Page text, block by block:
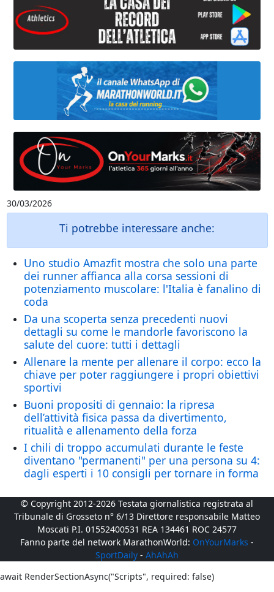
30/03/2026
Ti potrebbe interessare anche:
Uno studio Amazfit mostra che solo una parte
dei runner affianca alla corsa sessioni di
potenziamento muscolare: l'Italia è fanalino di
coda
Da una scoperta senza precedenti nuovi
dettagli su come le mandorle favoriscono la
salute del cuore: tutti i dettagli
Allenare la mente per allenare il corpo: ecco la
chiave per poter raggiungere i propri obiettivi
sportivi
Buoni propositi di gennaio: la ripresa
dell’attività fisica passa da divertimento,
ritualità e allenamento della forza
I chili di troppo accumulati durante le feste
diventano "permanenti" per una persona su 4:
dagli esperti i 10 consigli per tornare in forma
© Copyright 2012-2026 Testata giornalistica registrata al
Tribunale di Grosseto n° 6/13 Direttore responsabile Matteo
Moscati P.I. 01552400531 REA 134461 ROC 24577
Fanno parte del network MarathonWorld: OnYourMarks -
SportDaily - AhAhAh
await RenderSectionAsync("Scripts", required: false)